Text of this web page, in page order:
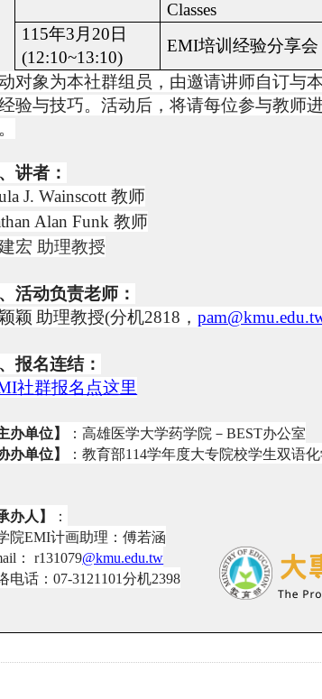
Classes
115年3 月 20日
(12:10~13:10)
EMI培训经验分享会
对象为本社群组员，由邀请讲师自订与
验与技巧。活动后，将请每位参与教师
讲者：
J. Wainscott教师
Alan Funk教师
宏 助理教授
活动负责老师：
颖 助理教授(分机2818 ，
报名连结：
社群报名点这里
办单位】 ：高雄医学大学药学院－BEST办公室
办单位】
：教育部114学年度大专院校学生双语
办人】
：
院EMI计画助理：傅若涵
： r131079@kmu.edu.tw
电话：07-3121101分机2398